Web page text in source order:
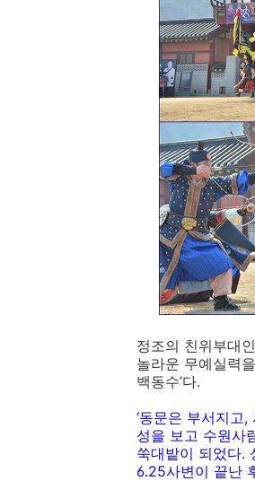
정조의 친위부대
놀라운 무예실력
백동수’다.
‘동문은 부서지고
성을 보고 수원사
쑥대밭이 되었다.
6․25사변이 끝난